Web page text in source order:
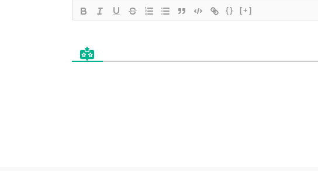
{} [+]